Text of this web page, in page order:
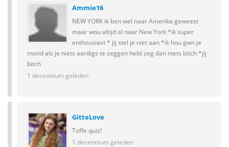
Ammie16
NEW YORK ik ben wel naar Amerika geweest
maar wou altijd al naar New York *ik super
enthousiast * jij stel je niet aan *ik hou gwn je
mond als je niets aardigs te zeggen hebt zeg dan niets bitch *jij
bitch
1 decennium geleden
GitteLove
Toffe quiz!
1 decennium geleden